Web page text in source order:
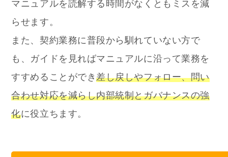
マニュアルを読解する時間がなくともミスを減
らせます。
また、契約業務に普段から馴れていない方で
も、ガイドを見ればマニュアルに沿って業務を
すすめることができ差し戻しやフォロー、問い
合わせ対応を減らし内部統制とガバナンスの強
化に役立ちます。